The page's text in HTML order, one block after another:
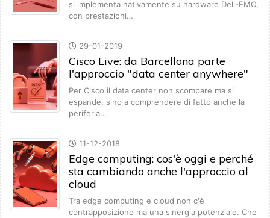
si implementa nativamente su hardware Dell-EMC,
con prestazioni…
29-01-2019
Cisco Live: da Barcellona parte
l'approccio "data center anywhere"
Per Cisco il data center non scompare ma si
espande, sino a comprendere di fatto anche la
periferia…
11-12-2018
Edge computing: cos'è oggi e perché
sta cambiando anche l'approccio al
cloud
Tra edge computing e cloud non c'è
contrapposizione ma una sinergia potenziale. Che